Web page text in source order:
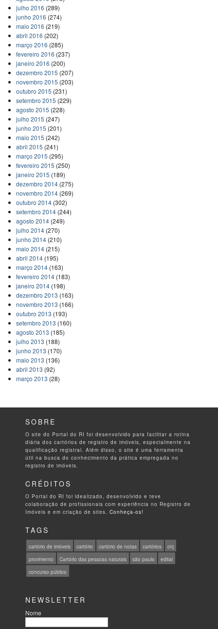
julho 2016 (289)
junho 2016 (274)
maio 2016 (219)
abril 2016 (202)
março 2016 (285)
fevereiro 2016 (237)
janeiro 2016 (200)
dezembro 2015 (207)
novembro 2015 (203)
outubro 2015 (231)
setembro 2015 (229)
agosto 2015 (228)
julho 2015 (247)
junho 2015 (201)
maio 2015 (242)
abril 2015 (241)
março 2015 (295)
fevereiro 2015 (250)
janeiro 2015 (189)
dezembro 2014(275)
novembro 2014(269)
outubro 2014(302)
setembro 2014(244)
agosto 2014(249)
julho 2014(270)
junho 2014(210)
maio 2014(215)
abril 2014(195)
março 2014(163)
fevereiro 2014(183)
janeiro 2014(198)
dezembro 2013 (163)
novembro 2013 (166)
outubro 2013 (193)
setembro 2013 (160)
agosto 2013 (185)
julho 2013 (188)
junho 2013 (170)
maio 2013 (136)
abril 2013 (92)
março 2013 (28)
SOBRE
O site do Portal do RI foi desenvolvido para facilitar a rotina
diária dos cartórios de registro de imóveis, especialmente na
qualificação registral. Além disso, o site é uma ferramenta
útil na busca do conhecimento da prática empregada no
registro de imóveis.
CRÉDITOS
O Portal do RI foi idealizado, desenvolvido e teve
colaboração de profissionais com experiência no Registro de
Imóveis e em criação de sites.Conheça-os!
TAGS
cartório de imóveis cartório cartório de notas cartórios
cnj
provimento
Cartório das pessoas naturais são paulo
edital
concurso público
NEWSLETTER
Nome